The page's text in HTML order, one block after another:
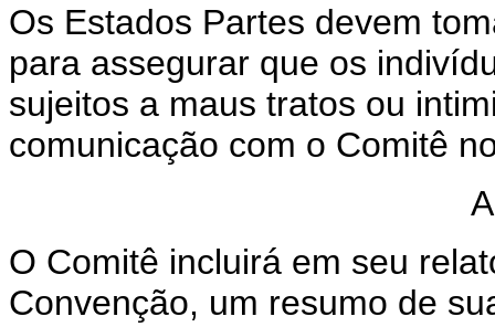
Os Estados Partes devem
para assegurar que os
sujeitos a maus tratos ou
comunicação com o Comitê
O Comitê incluirá em seu
Convenção, um resumo de